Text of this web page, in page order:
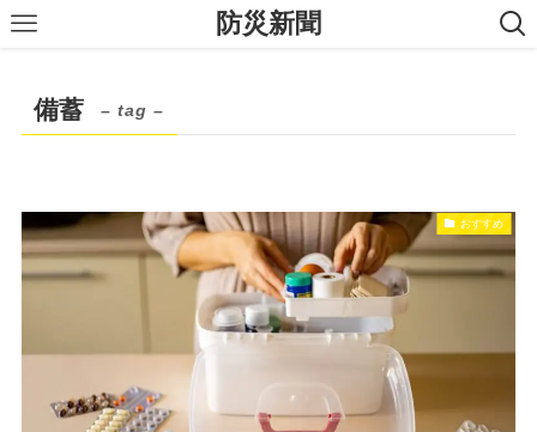
防災新聞
備蓄 – tag –
おすすめ